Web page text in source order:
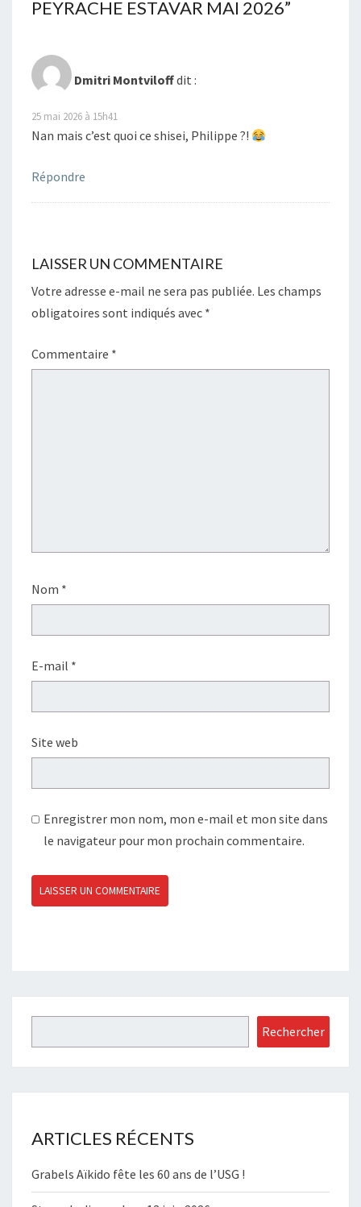
PEYRACHE ESTAVAR MAI 2026”
Dmitri Montviloffdit :
25 mai 2026 à 15h41
Nan mais c’est quoi ce shisei, Philippe ?!
Répondre
LAISSER UN COMMENTAIRE
Votre adresse e-mail ne sera pas publiée. Les champs
obligatoires sont indiqués avec *
Commentaire *
Nom *
E-mail *
Site web
Enregistrer mon nom, mon e-mail et mon site dans
le navigateur pour mon prochain commentaire.
Rechercher
ARTICLES RÉCENTS
Grabels Aïkido fête les 60 ans de l’USG !